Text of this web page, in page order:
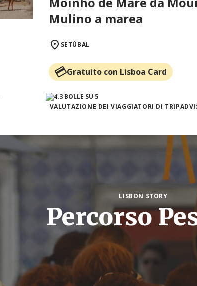
Mulino a marea
SETÚBAL
Gratuito con Lisboa Card
VALUTAZIONE DEI VIAGGIATORI DI
LISBON STORY
Percorso